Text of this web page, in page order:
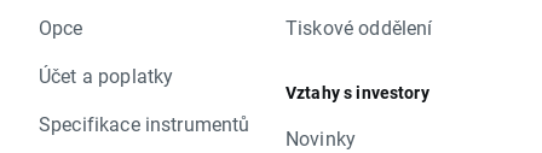
Opce
Účet a poplatky
Specifikace instrumentů
Tiskové oddělení
Vztahy s investory
Novinky